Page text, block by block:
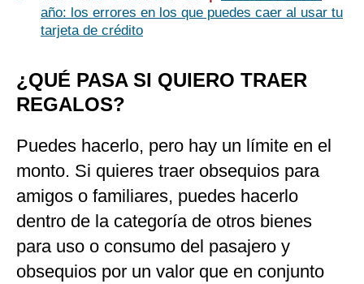
año: los errores en los que puedes caer al usar tu
tarjeta de crédito
¿QUÉ PASA SI QUIERO TRAER
REGALOS?
Puedes hacerlo, pero hay un límite en el
monto. Si quieres traer obsequios para
amigos o familiares, puedes hacerlo
dentro de la categoría de otros bienes
para uso o consumo del pasajero y
obsequios por un valor que en conjunto